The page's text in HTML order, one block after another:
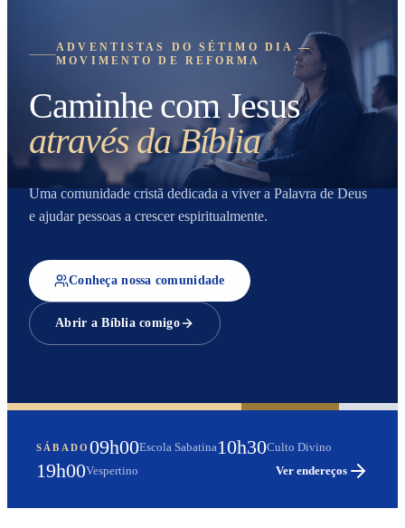
ADVENTISTAS DO SÉTIMO DIA —
MOVIMENTO DE REFORMA
Caminhe com Jesus
através da Bíblia
Uma comunidade cristã dedicada a viver a Palavra de Deus
e ajudar pessoas a crescer espiritualmente.
Conheça nossa comunidade
Abrir a Bíblia comigo
SÁBADO09h00Escola Sabatina10h30Culto Divino
19h00Vespertino Ver endereços